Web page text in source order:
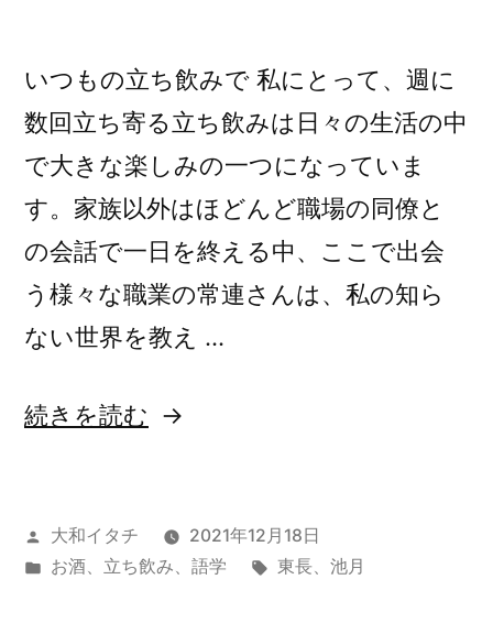
いつもの立ち飲みで 私にとって、週に
数回立ち寄る立ち飲みは日々の生活の中
で大きな楽しみの一つになっていま
す。家族以外はほどんど職場の同僚と
の会話で一日を終える中、ここで出会
う様々な職業の常連さんは、私の知ら
ない世界を教え …
“感
変
続きを読む
投
稿
大和イタチ
2021年12月18日
カ
お酒、 立ち飲み、 語学
タ
東長、 池月